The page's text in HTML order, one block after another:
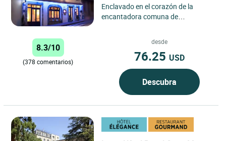
Enclavado en el corazón de la
encantadora comuna de
8.3/10
(378 comentarios)
desde
76.25 USD
Descubra